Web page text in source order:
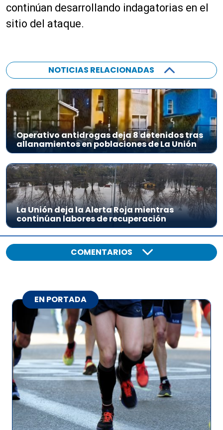
continúan desarrollando indagatorias en el
sitio del ataque.
NOTICIAS RELACIONADAS
Operativo antidrogas deja 8 detenidos tras
allanamientos en poblaciones de La Unión
La Unión deja la Alerta Roja mientras
continúan labores de recuperación
COMENTARIOS
EN PORTADA